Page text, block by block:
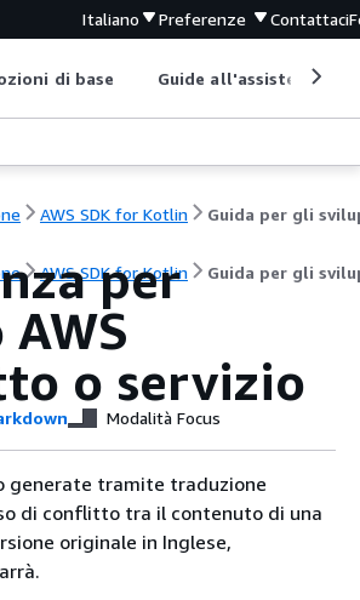
Italiano Preferenze Contattaci
di base Guide all'assistenza
AWS SDK for Kotlin
AWS SDK for Kotlin Guida per gli
per
o servizio
Modalità Focus
generate tramite traduzione
di conflitto tra il contenuto di una
originale in Inglese,